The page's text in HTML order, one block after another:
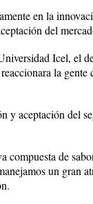
en la
del
Icel, el
la
y aceptación del
compuesta de
un gran